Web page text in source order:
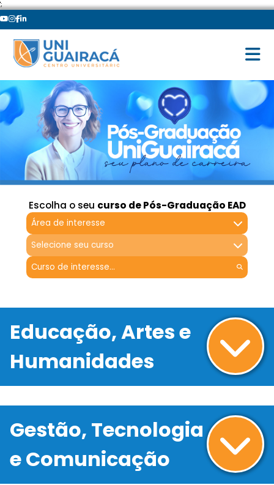
';
Escolha o seu curso de Pós-Graduação EAD
Área de interesse
Selecione seu curso
Educação, Artes e
Humanidades
Gestão, Tecnologia
e Comunicação